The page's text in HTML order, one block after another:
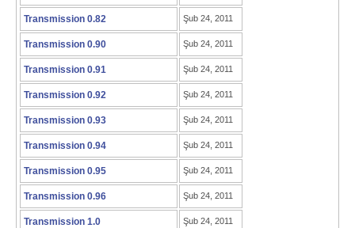
Transmission 0.82 Şub 24, 2011
Transmission 0.90 Şub 24, 2011
Transmission 0.91 Şub 24, 2011
Transmission 0.92 Şub 24, 2011
Transmission 0.93 Şub 24, 2011
Transmission 0.94 Şub 24, 2011
Transmission 0.95 Şub 24, 2011
Transmission 0.96 Şub 24, 2011
Transmission 1.0 Şub 24, 2011